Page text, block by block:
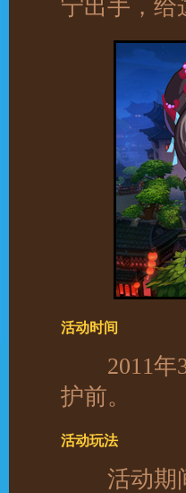
宁出手，给
活动时间
2011
护前。
活动玩法
活动期间